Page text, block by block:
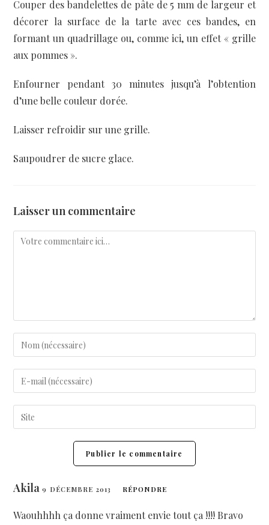
Couper des bandelettes de pâte de 5 mm de largeur et
décorer la surface de la tarte avec ces bandes, en
formant un quadrillage ou, comme ici, un effet « grille
aux pommes ».
Enfourner pendant 30 minutes jusqu’à l’obtention
d’une belle couleur dorée.
Laisser refroidir sur une grille.
Saupoudrer de sucre glace.
Laisser un commentaire
Akila9 DÉCEMBRE 2013 RÉPONDRE
Waouhhhh ça donne vraiment envie tout ça !!!! Bravo